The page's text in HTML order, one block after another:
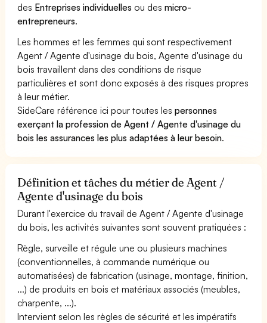
des Entreprises individuelles ou desmicro-
entrepreneurs.
Les hommes et les femmes qui sont respectivement
Agent / Agente d'usinage du bois, Agente d'usinage du
bois travaillent dans des conditions de risque
particulières et sont donc exposés à des risques propres
à leur métier.
SideCare référence ici pour toutes lespersonnes
exerçant la profession de Agent / Agente d'usinage du
bois les assurances les plus adaptées à leur besoin.
Définition et tâches du métier de Agent /
Agente d'usinage du bois
Durant l'exercice du travail de Agent / Agente d'usinage
du bois, les activités suivantes sont souvent pratiquées :
Règle, surveille et régule une ou plusieurs machines
(conventionnelles, à commande numérique ou
automatisées) de fabrication (usinage, montage, finition,
...) de produits en bois et matériaux associés (meubles,
charpente, ...).
Intervient selon les règles de sécurité et les impératifs